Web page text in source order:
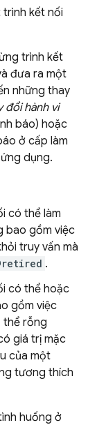
kết nối
trình kết
đưa ra một
những thay
đổi hành vi
báo) hoặc
ở cấp làm
dụng.
có thể làm
bao gồm việc
truy vấn mà
.
có thể hoặc
gồm việc
thể rỗng
giá trị mặc
của một
tương thích
huống ở